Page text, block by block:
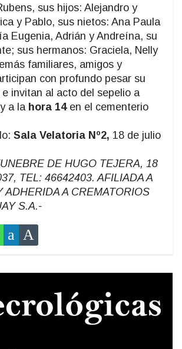
sus hijos: Alejandro y
y Pablo, sus nietos: Ana Paula
Eugenia, Adrián y Andreína, su
sus hermanos: Graciela, Nelly
familiares, amigos y
con profundo pesar su
invitan al acto del sepelio a
a la hora 14en el cementerio
Sala Velatoria Nº2, 18 de julio
DE HUGO TEJERA, 18
TEL: 46642403. AFILIADA A
ADHERIDA A CREMATORIOS
S.A.-